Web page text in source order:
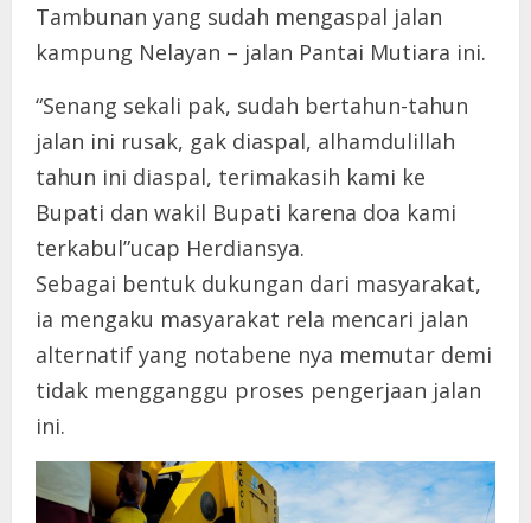
Tambunan yang sudah mengaspal jalan
kampung Nelayan – jalan Pantai Mutiara ini.
“Senang sekali pak, sudah bertahun-tahun
jalan ini rusak, gak diaspal, alhamdulillah
tahun ini diaspal, terimakasih kami ke
Bupati dan wakil Bupati karena doa kami
terkabul”ucap Herdiansya.
Sebagai bentuk dukungan dari masyarakat,
ia mengaku masyarakat rela mencari jalan
alternatif yang notabene nya memutar demi
tidak mengganggu proses pengerjaan jalan
ini.